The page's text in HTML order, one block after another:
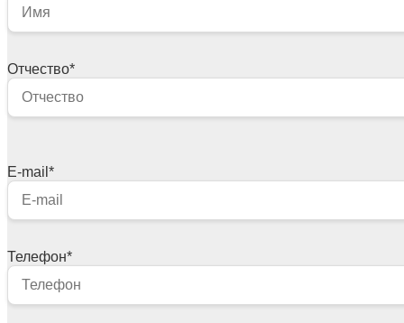
Отчество*
E-mail *
Телефон*